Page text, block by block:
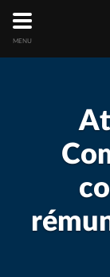
MENU